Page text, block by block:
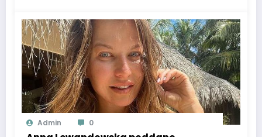
Admin 0